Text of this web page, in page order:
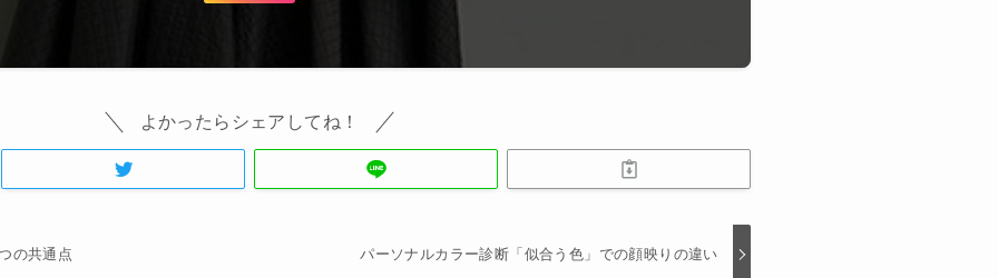
よかったらシェアしてね！
の共通点 パーソナルカラー診断「似合う色」での顔映りの違い